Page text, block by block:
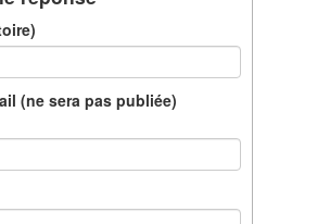
(ne sera pas publiée)